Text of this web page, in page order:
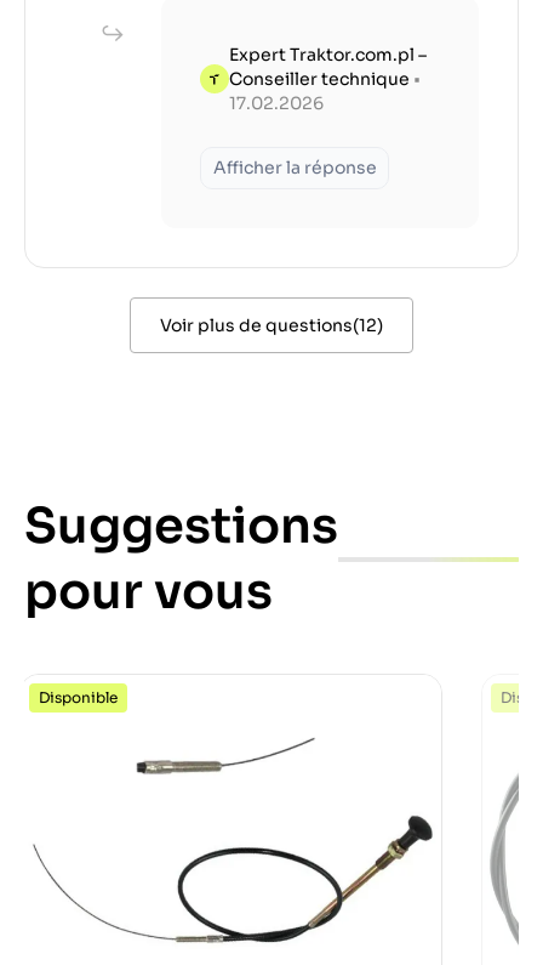
Expert Traktor.com.pl –
Conseiller technique •
17.02.2026
Afficher la réponse
Voir plus de questions(12)
Suggestions
pour vous
Disponible